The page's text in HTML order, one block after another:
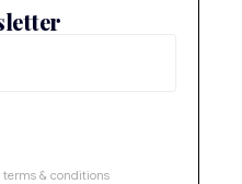
terms & conditions